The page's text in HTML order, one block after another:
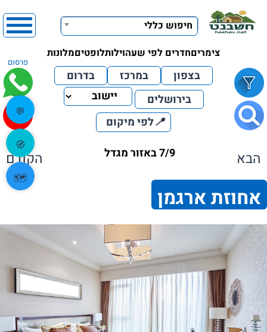
חיפוש כללי
צימריםחדרים לפי שעהוילותלופטיםמלונות
פרסום
בצפון במרכז
בדרום
בירושלים
📍לפי מיקום
הבא 7/9 באזור מגדל הקודם
אחוזת ארגמן
💬
🧭
🗺️